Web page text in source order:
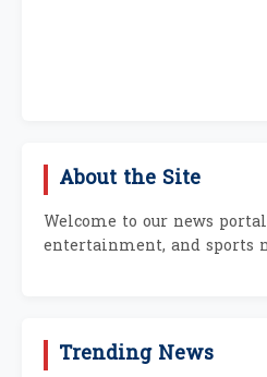
About the Site
Welcome to our news
entertainment, and sports
Trending News